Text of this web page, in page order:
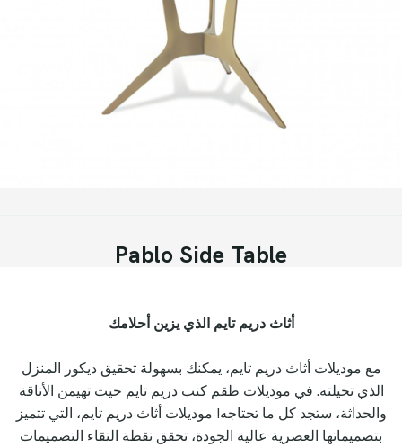
Pablo Side Table
أثاث دريم تايم الذي يزين أحلامك
مع موديلات أثاث دريم تايم، يمكنك بسهولة تحقيق ديكور المنزل
الذي تخيلته. في موديلات طقم كنب دريم تايم حيث تهيمن الأناقة
والحداثة، ستجد كل ما تحتاجه! موديلات أثاث دريم تايم، التي تتميز
بتصميماتها العصرية عالية الجودة، تحقق نقطة التقاء التصميمات